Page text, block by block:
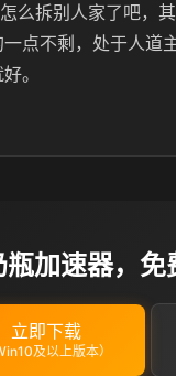
么拆别人家了吧，
点不剩，处于人道
。
瓶加速器，
立即下载
及以上版本）